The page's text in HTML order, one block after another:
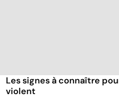
Les signes à connaître
violent